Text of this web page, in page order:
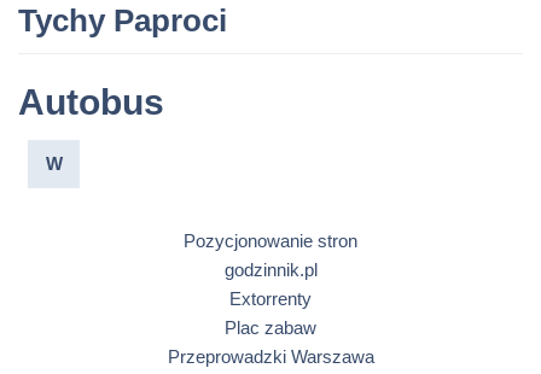
Tychy Paproci
Autobus
W
Pozycjonowanie stron
godzinnik.pl
Extorrenty
Plac zabaw
Przeprowadzki Warszawa